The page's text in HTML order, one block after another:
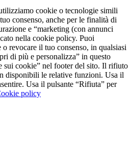
cookie o tecnologie simili
consenso, anche per le finalità di
e “marketing (con annunci
nella cookie policy. Puoi
revocare il tuo consenso, in qualsiasi
di più e personalizza” in questo
sui cookie” nel footer del sito. Il rifiuto
disponibili le relative funzioni. Usa il
Usa il pulsante “Rifiuta” per
policy